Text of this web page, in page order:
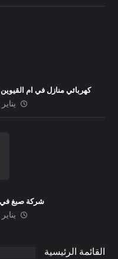
كهربائي منازل في ام
يناير 5, 2025
شركة صبغ في
يناير 6, 2025
القائمة الرئيسية